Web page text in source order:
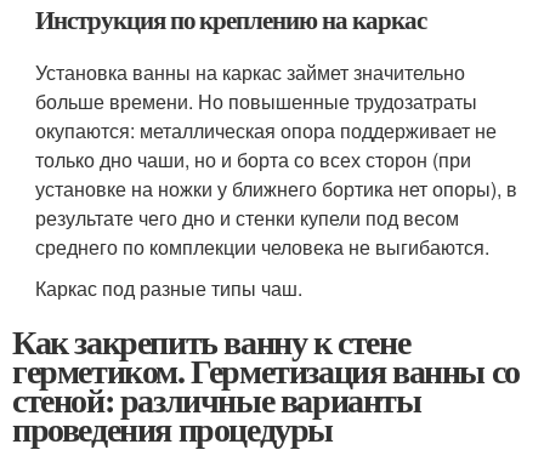
Инструкция по креплению на каркас
Установка ванны на каркас займет значительно
больше времени. Но повышенные трудозатраты
окупаются: металлическая опора поддерживает не
только дно чаши, но и борта со всех сторон (при
установке на ножки у ближнего бортика нет опоры), в
результате чего дно и стенки купели под весом
среднего по комплекции человека не выгибаются.
Каркас под разные типы чаш.
Как закрепить ванну к стене
герметиком. Герметизация ванны со
стеной: различные варианты
проведения процедуры